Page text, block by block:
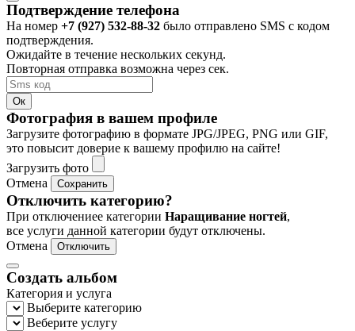
Подтверждение телефона
На номер +7 (927) 532-88-32 было отправлено SMS с кодом
подтверждения.
Ожидайте в течение нескольких секунд.
Повторная отправка возможна через сек.
Ок
Фотография в вашем профиле
Загрузите фотографию в формате JPG/JPEG, PNG или GIF,
это повысит доверие к вашему профилю на сайте!
Загрузить фото
Отмена
Сохранить
Отключить категорию?
При отключениее категории Наращивание ногтей,
все услуги данной категории будут отключены.
Отмена
Отключить
Создать альбом
Категория и услуга
Выберите категорию
Веберите услугу